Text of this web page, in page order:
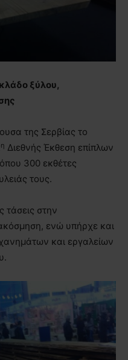
ξύλου,
της Σερβίας το
η Διεθνής Έκθεση επίπλων
300 εκθέτες
τους.
τάσεις στην
ενώ υπήρχε και
και εργαλείων